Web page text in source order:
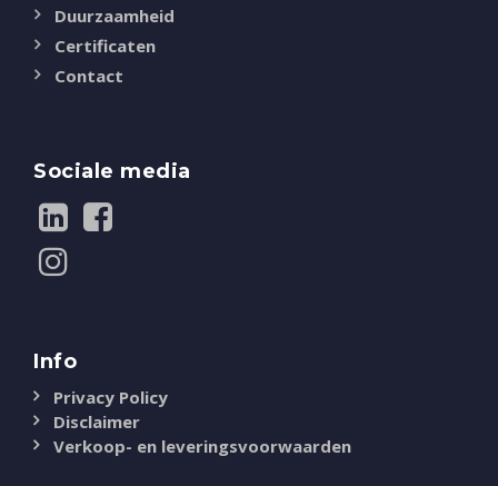
Duurzaamheid
Certificaten
Contact
Sociale media
Info
Privacy Policy
Disclaimer
Verkoop- en leveringsvoorwaarden